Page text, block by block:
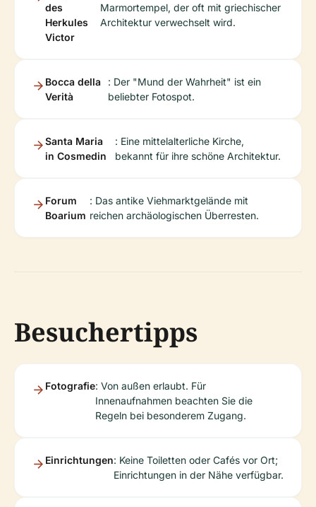
des
Herkules
Victor
Marmortempel, der oft mit griechischer
Architektur verwechselt wird.
Bocca della
Verità
: Der "Mund der Wahrheit" ist ein
beliebter Fotospot.
Santa Maria
in Cosmedin
: Eine mittelalterliche Kirche,
bekannt für ihre schöne Architektur.
Forum
Boarium
: Das antike Viehmarktgelände mit
reichen archäologischen Überresten.
Besuchertipps
Fotografie: Von außen erlaubt. Für
Innenaufnahmen beachten Sie die
Regeln bei besonderem Zugang.
Einrichtungen: Keine Toiletten oder Cafés vor Ort;
Einrichtungen in der Nähe verfügbar.